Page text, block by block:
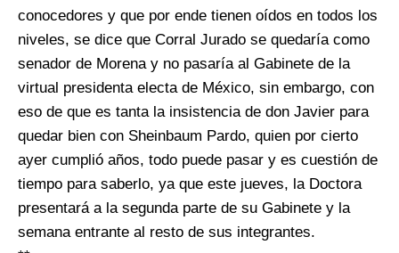
conocedores y que por ende tienen oídos en todos los
niveles, se dice que Corral Jurado se quedaría como
senador de Morena y no pasaría al Gabinete de la
virtual presidenta electa de México, sin embargo, con
eso de que es tanta la insistencia de don Javier para
quedar bien con Sheinbaum Pardo, quien por cierto
ayer cumplió años, todo puede pasar y es cuestión de
tiempo para saberlo, ya que este jueves, la Doctora
presentará a la segunda parte de su Gabinete y la
semana entrante al resto de sus integrantes.